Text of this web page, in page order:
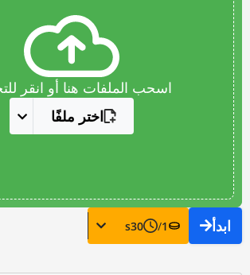
اسحب الملفات هنا أو انقر
اختر ملفًا
ابدأ 1
/
30
s